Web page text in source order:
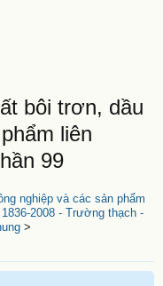
bôi trơn, dầu
liên
99
nghiệp và các sản phẩm
2008 - Trường thạch -
>